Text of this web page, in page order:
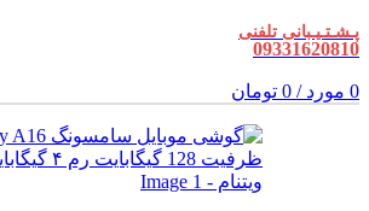
پـشـتـیـبانی تلفنی
09331620810
0 مورد /
0 تومان